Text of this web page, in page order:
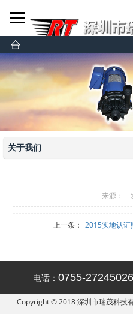
关于我们
来源：
上一条： 2015实地认证
电话： 0755-27245026
Copyright © 2018 深圳市瑞茂科技